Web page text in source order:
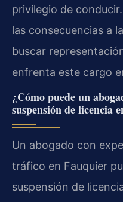
privilegio de
las consecuencias a
buscar
enfrenta este cargo
¿Cómo puede un
suspensión de licencia
Un abogado con
tráfico en Fauquier
suspensión de